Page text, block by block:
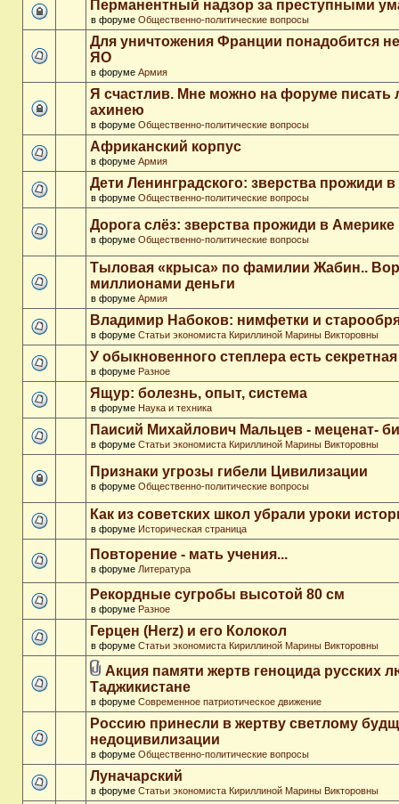
Перманентный надзор за преступными
в форуме Общественно-политические вопросы
Для уничтожения Франции понадобится
ЯО
в форуме Армия
Я счастлив. Мне можно на форуме
ахинею
в форуме Общественно-политические вопросы
Африканский корпус
в форуме Армия
Дети Ленинградского: зверства прожиди
в форуме Общественно-политические вопросы
Дорога слёз: зверства прожиди в Америке
в форуме Общественно-политические вопросы
Тыловая «крыса» по фамилии Жабин..
миллионами деньги
в форуме Армия
Владимир Набоков: нимфетки и
в форуме Статьи экономиста Кириллиной Марины Викторовны
У обыкновенного степлера есть
в форуме Разное
Ящур: болезнь, опыт, система
в форуме Наука и техника
Паисий Михайлович Мальцев - меценат-
в форуме Статьи экономиста Кириллиной Марины Викторовны
Признаки угрозы гибели Цивилизации
в форуме Общественно-политические вопросы
Как из советских школ убрали уроки
в форуме Историческая страница
Повторение - мать учения...
в форуме Литература
Рекордные сугробы высотой 80 см
в форуме Разное
Герцен (Herz) и его Колокол
в форуме Статьи экономиста Кириллиной Марины Викторовны
Акция памяти жертв геноцида русских
Таджикистане
в форуме Современное патриотическое движение
Россию принесли в жертву светлому
недоцивилизации
в форуме Общественно-политические вопросы
Луначарский
в форуме Статьи экономиста Кириллиной Марины Викторовны